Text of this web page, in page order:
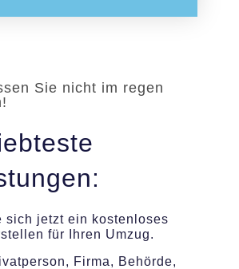
Sie nicht im regen
sich jetzt ein kostenloses
für Ihren Umzug.
Firma, Behörde,